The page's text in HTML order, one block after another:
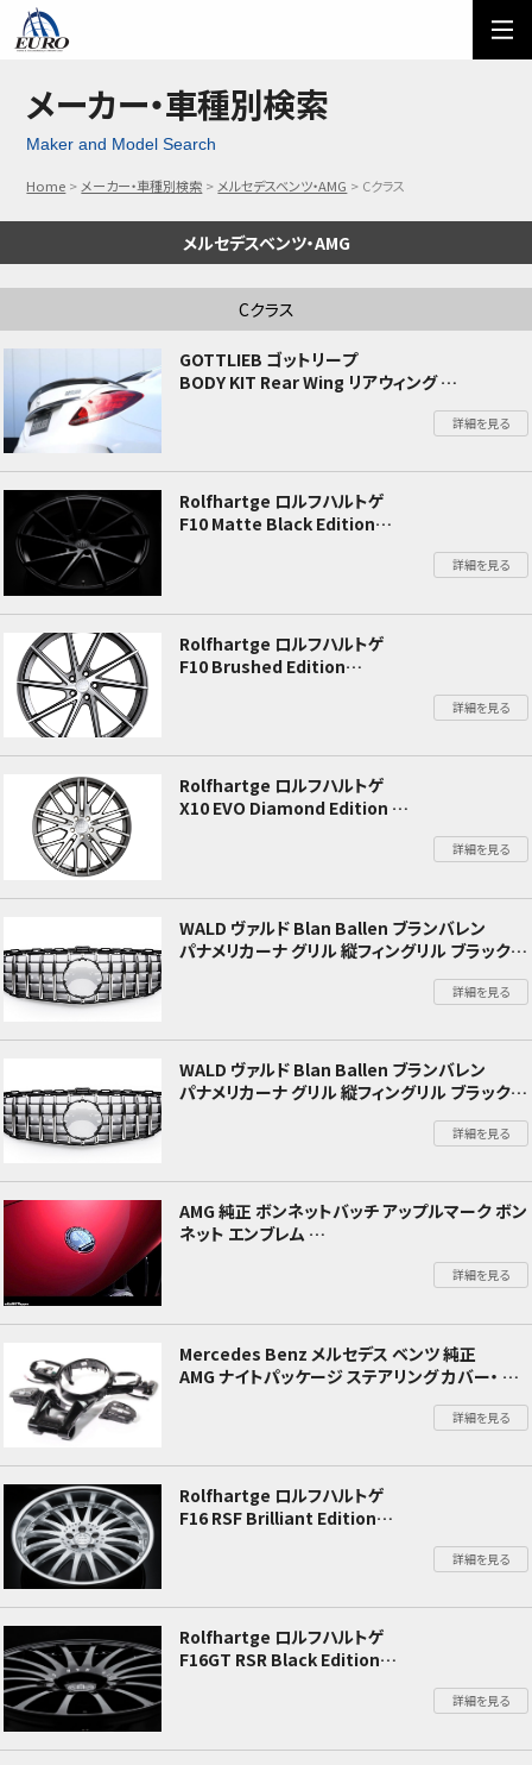
ご利用方法 オーダーフォーム
メール問い合わせ
メーカー・車種別検索
Maker and Model Search
Home メーカー・車種別検索 メルセデスベンツ・AMG Cクラス
メルセデスベンツ・AMG
Cクラス
GOTTLIEB ゴットリープ
BODY KIT Rear Wing リアウィング
W205 Cクラス MercedesBenz メルセデスベン
カールソン ロルフハルトゲ
詳細を見る
Rolfhartge ロルフハルトゲ
F10 Matte Black Edition
詳細を見る
Rolfhartge ロルフハルトゲ
F10 Brushed Edition
詳細を見る
Rolfhartge ロルフハルトゲ
X10 EVO Diamond Edition
詳細を見る
WALD ヴァルド Blan Ballen ブランバレン
パナメリカーナ グリル 縦フィングリル ブラック/
メルセデスベンツ Cクラス W205 後期19y〜
※AMG C63 不可 ※カメラ付車不可
詳細を見る
WALD ヴァルド Blan Ballen ブランバレン
パナメリカーナ グリル 縦フィングリル ブラック/
メルセデスベンツ Cクラス W205 前期～18y
※AMG C63 不可 ※カメラ付車不可
詳細を見る
AMG 純正 ボンネットバッチ アップルマーク ボン
ネット エンブレム
Mercedes-Benz メルセデスベンツ W223
ペ / W167 GLEクラス / W211 W212 Eクラス
詳細を見る
Mercedes Benz メルセデス ベンツ 純正
AMG ナイトパッケージ ステアリング カバー・ ギ
C190 X290 W177 V177 C118 X118 W205 S205
詳細を見る
Rolfhartge ロルフハルトゲ
F16 RSF Brilliant Edition
詳細を見る
Rolfhartge ロルフハルトゲ
F16GT RSR Black Edition
詳細を見る